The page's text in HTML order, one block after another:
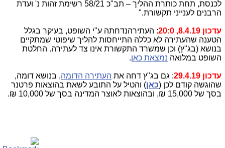
לכנסת, תחת כותרת ההליך – תב"כ 58/21 רשימת זהות נ' ועדת
הרבנים לענייני תקשורת."
עדכון 8.4.19, 20:0
: העתירהנדחתה ע"י השופט, בעיקר בגלל
הטענה שהעתירה לא כללה התייחסות להליך שיפוטי שמתקיים
בנושא (בג"ץ) וכן שמשרד התקשורת אינו צד לעתירה. החלטת
השופט במלואה נמצאת כאן.
עדכון 29.4.19 : גם בג"ץ דחה את העתירה הדומה, בנושא דומה,
שהוגשה קודם לכן (כאן) והטיל על התובע לשאת בהוצאות פרטנר
בסך של 15,000 ₪, ובהוצאות לאוצר המדינה בסך של 10,000 ₪.